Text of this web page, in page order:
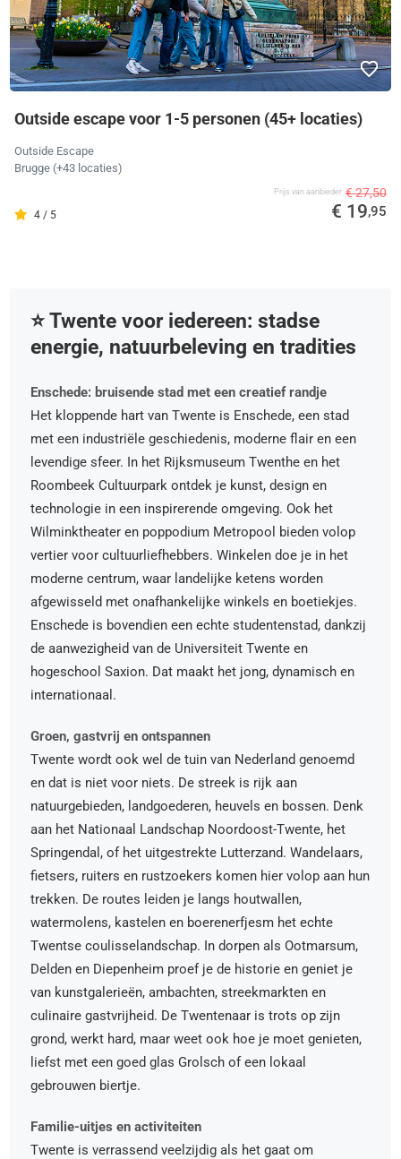
Outside escape voor 1-5 personen (45+ locaties)
Outside Escape
Brugge (+43 locaties)
4 / 5
Prijs van aanbieder € 27,50
€ 19,95
⭐️ Twente voor iedereen: stadse
energie, natuurbeleving en tradities
Enschede: bruisende stad met een creatief randje
Het kloppende hart van Twente is Enschede, een stad
met een industriële geschiedenis, moderne flair en een
levendige sfeer. In het Rijksmuseum Twenthe en het
Roombeek Cultuurpark ontdek je kunst, design en
technologie in een inspirerende omgeving. Ook het
Wilminktheater en poppodium Metropool bieden volop
vertier voor cultuurliefhebbers. Winkelen doe je in het
moderne centrum, waar landelijke ketens worden
afgewisseld met onafhankelijke winkels en boetiekjes.
Enschede is bovendien een echte studentenstad, dankzij
de aanwezigheid van de Universiteit Twente en
hogeschool Saxion. Dat maakt het jong, dynamisch en
internationaal.
Groen, gastvrij en ontspannen
Twente wordt ook wel de tuin van Nederland genoemd
en dat is niet voor niets. De streek is rijk aan
natuurgebieden, landgoederen, heuvels en bossen. Denk
aan het Nationaal Landschap Noordoost-Twente, het
Springendal, of het uitgestrekte Lutterzand. Wandelaars,
fietsers, ruiters en rustzoekers komen hier volop aan hun
trekken. De routes leiden je langs houtwallen,
watermolens, kastelen en boerenerfjesm het echte
Twentse coulisselandschap. In dorpen als Ootmarsum,
Delden en Diepenheim proef je de historie en geniet je
van kunstgalerieën, ambachten, streekmarkten en
culinaire gastvrijheid. De Twentenaar is trots op zijn
grond, werkt hard, maar weet ook hoe je moet genieten,
liefst met een goed glas Grolsch of een lokaal
gebrouwen biertje.
Familie-uitjes en activiteiten
Twente is verrassend veelzijdig als het gaat om